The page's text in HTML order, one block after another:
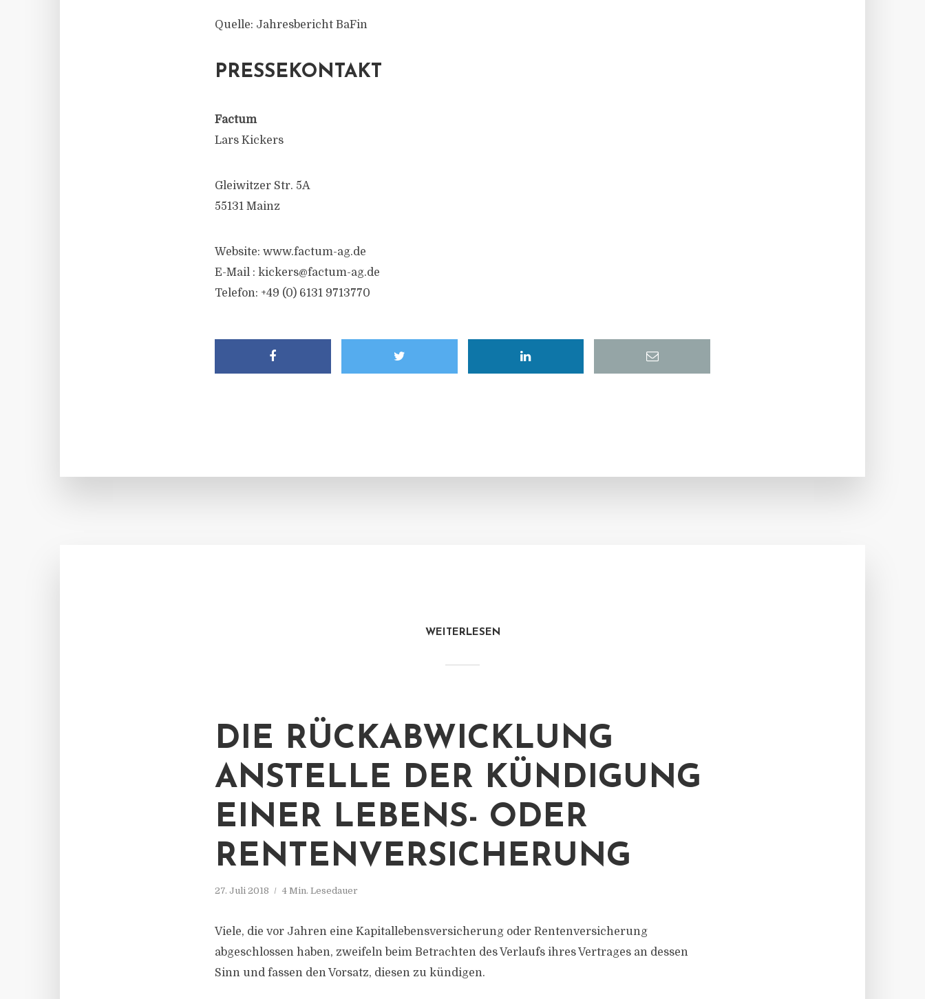
Quelle: Jahresbericht BaFin
PRESSEKONTAKT
Factum
Lars Kickers
Gleiwitzer Str. 5A
55131 Mainz
Website: www.factum-ag.de
E-Mail : kickers@factum-ag.de
Telefon: +49 (0) 6131 9713770
WEITERLESEN
DIE RÜCKABWICKLUNG
ANSTELLE DER KÜNDIGUNG
EINER LEBENS- ODER
RENTENVERSICHERUNG
27. Juli 2018 4 Min. Lesedauer
Viele, die vor Jahren eine Kapitallebensversicherung oder Rentenversicherung
abgeschlossen haben, zweifeln beim Betrachten des Verlaufs ihres Vertrages an dessen
Sinn und fassen den Vorsatz, diesen zu kündigen.